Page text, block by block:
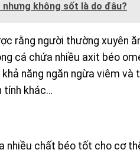
không sốt là do đâu?
rằng người thường xuyên
cá chứa nhiều axit béo
năng ngăn ngừa viêm
tính khác…
nhiều chất béo tốt cho cơ